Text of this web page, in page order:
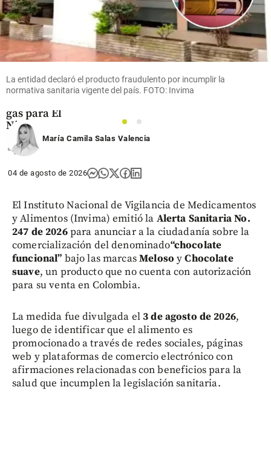
Economía
SPEC LNG
culmina
mantenimiento
de terminal y
refuerza
gas para El
Niño
share
La entidad declaró el producto fraudulento por incumplir la
normativa sanitaria vigente del país. FOTO: Invima
1
2
María Camila Salas Valencia
04 de agosto de 2026
El Instituto Nacional de Vigilancia de Medicamentos
y Alimentos (Invima) emitió la Alerta Sanitaria No.
247 de 2026para anunciar a la ciudadanía sobre la
comercialización del denominado“chocolate
funcional” bajo las marcasMeloso yChocolate
suave, un producto que no cuenta con autorización
para su venta en Colombia.
La medida fue divulgada el3 de agosto de 2026,
luego de identificar que el alimento es
promocionado a través de redes sociales, páginas
web y plataformas de comercio electrónico con
afirmaciones relacionadas con beneficios para la
salud que incumplen la legislación sanitaria.